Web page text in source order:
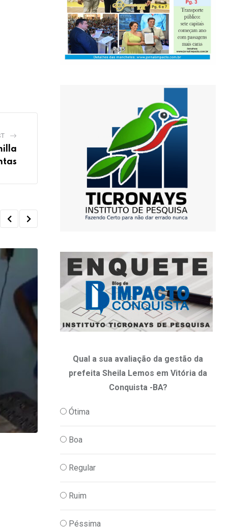
JUSTIÇA,POLICIA
Suspeito de matar rival em disputa
Qual a sua avaliação da gestão da
prefeita Sheila Lemos em Vitória da
Conquista -BA?
Ótima
Boa
Regular
Ruim
Péssima